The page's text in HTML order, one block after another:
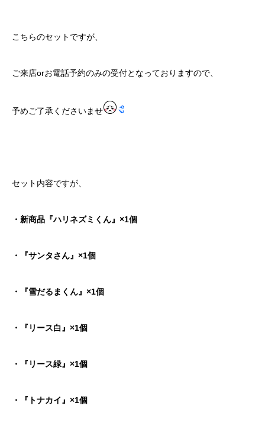
こちらのセットですが、
ご来店orお電話予約のみの受付となっておりますので、
予めご了承くださいませ
セット内容ですが、
・新商品『ハリネズミくん』×1個
・『サンタさん』×1個
・『雪だるまくん』×1個
・『リース白』×1個
・『リース緑』×1個
・『トナカイ』×1個